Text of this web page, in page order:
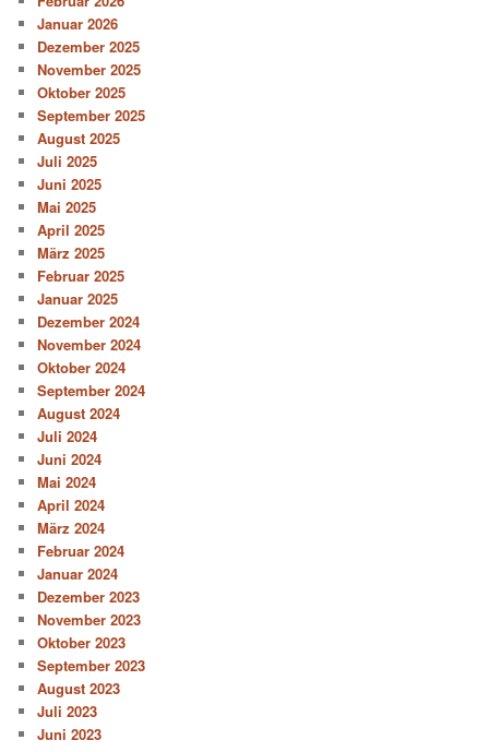
Januar 2026
Dezember 2025
November 2025
Oktober 2025
September 2025
August 2025
Juli 2025
Juni 2025
Mai 2025
April 2025
März 2025
Februar 2025
Januar 2025
Dezember 2024
November 2024
Oktober 2024
September 2024
August 2024
Juli 2024
Juni 2024
Mai 2024
April 2024
März 2024
Februar 2024
Januar 2024
Dezember 2023
November 2023
Oktober 2023
September 2023
August 2023
Juli 2023
Juni 2023